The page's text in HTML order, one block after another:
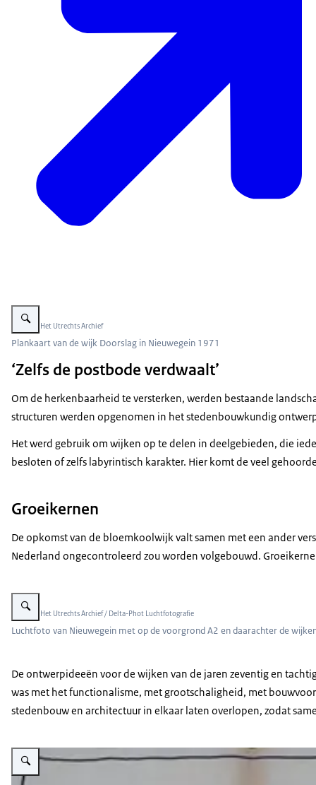
Vergroot afbeelding plankaart van de wijk doorslag in Nieuwegein
Beeld: © Het Utrechts Archief
Plankaart van de wijk Doorslag in Nieuwegein 1971
‘Zelfs de postbode verdwaalt’
Om de herkenbaarheid te versterken, werden bestaande
structuren werden opgenomen in het stedenbouwkundig
Het werd gebruik om wijken op te delen in deelgebieden, die
besloten of zelfs labyrintisch karakter. Hier komt de veel
Groeikernen
De opkomst van de bloemkoolwijk valt samen met een ander
Nederland ongecontroleerd zou worden volgebouwd.
Vergroot afbeelding Luchtfoto van Nieuwegein met op de voorgrond A2
Beeld: © Het Utrechts Archief / Delta-Phot Luchtfotografie
Luchtfoto van Nieuwegein met op de voorgrond A2 en daarachter de
De ontwerpideeën voor de wijken van de jaren zeventig en
was met het functionalisme, met grootschaligheid, met
stedenbouw en architectuur in elkaar laten overlopen, zodat
Vergroot afbeelding Kaart exploitatie en architektenbureaus 1978